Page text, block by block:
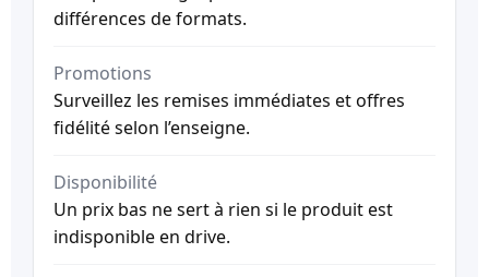
différences de formats.
Promotions
Surveillez les remises immédiates et offres
fidélité selon l’enseigne.
Disponibilité
Un prix bas ne sert à rien si le produit est
indisponible en drive.